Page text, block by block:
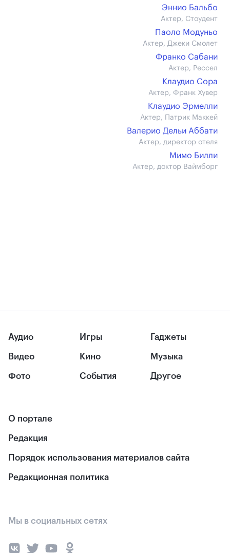
Эннио Бальбо
Актер, Стоудент
Паоло Модуньо
Актер, Джеки Смолет
Франко Сабани
Актер, Рессел
Клаудио Сора
Актер, Франк Хувер
Клаудио Эрмелли
Актер, Патрик Маккей
Валерио Дельи Аббати
Актер, директор отеля
Мимо Билли
Актер, доктор Ваймборг
Аудио
Видео
Фото
Игры
Кино
События
Гаджеты
Музыка
Другое
О портале
Редакция
Порядок использования материалов сайта
Редакционная политика
Мы в социальных сетях